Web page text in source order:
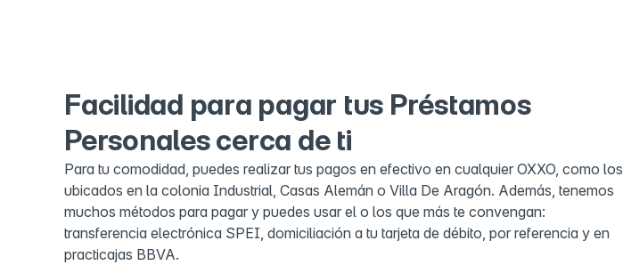
Facilidad para pagar tus Préstamos
Personales cerca de ti
Para tu comodidad, puedes realizar tus pagos en efectivo en cualquier OXXO, como los
ubicados en la colonia Industrial, Casas Alemán o Villa De Aragón. Además, tenemos
muchos métodos para pagar y puedes usar el o los que más te convengan:
transferencia electrónica SPEI, domiciliación a tu tarjeta de débito, por referencia y en
practicajas BBVA.